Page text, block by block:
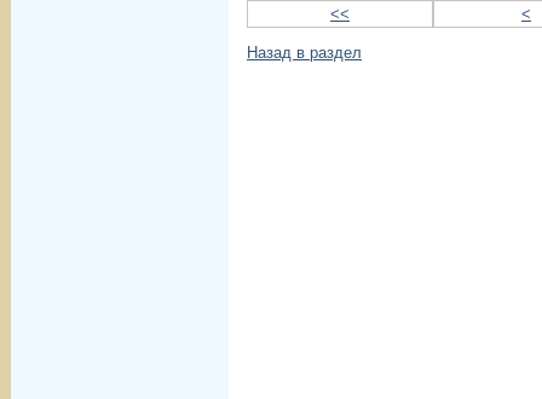
<< <
Назад в раздел